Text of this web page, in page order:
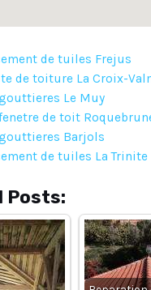
de tuiles Frejus
de toiture La Croix-
Le Muy
de toit
Barjols
de tuiles La Trinite
Posts: